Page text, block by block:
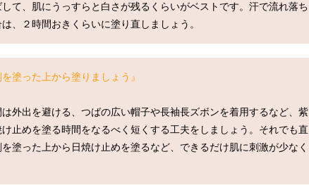
て、肌にうっすらと白さが残るくらいがベストです。汗で流れ落ち
塗った上から塗りましょう』
外出を避ける、つばの広い帽子や長袖長ズボンを着用するなど、紫
止めを塗る時間をなるべく短くする工夫をしましょう。それでも直
塗った上から日焼け止めを塗るなど、できるだけ肌に刺激が少なく